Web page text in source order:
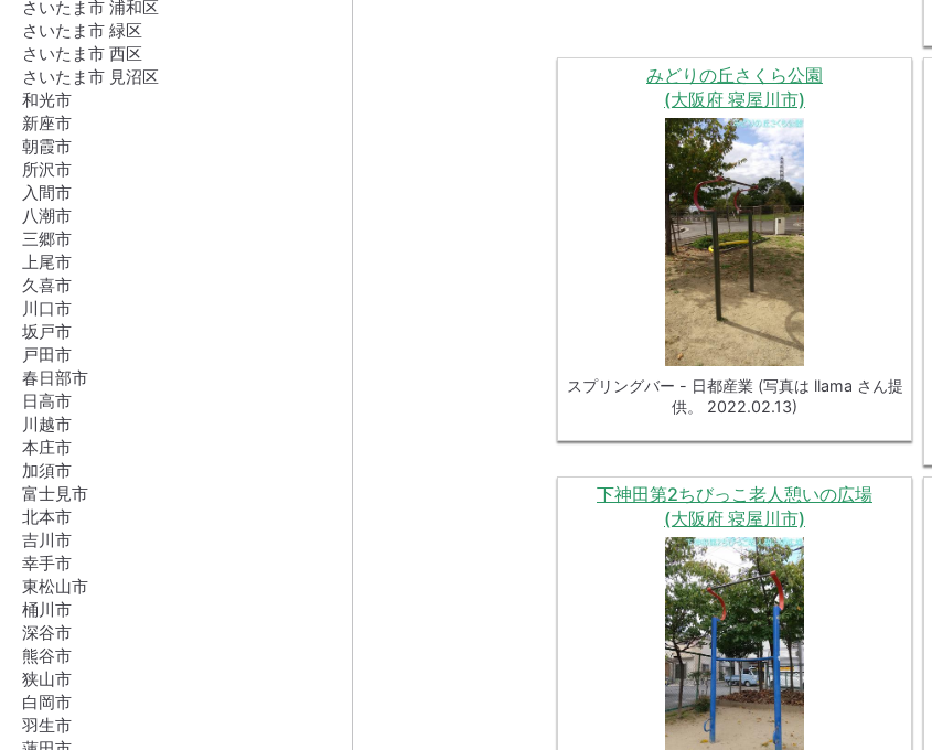
さいたま市 浦和区
さいたま市 緑区
さいたま市 西区
さいたま市 見沼区
和光市
新座市
朝霞市
所沢市
入間市
八潮市
三郷市
上尾市
久喜市
川口市
坂戸市
戸田市
春日部市
日高市
川越市
本庄市
加須市
富士見市
北本市
吉川市
幸手市
東松山市
桶川市
深谷市
熊谷市
狭山市
白岡市
羽生市
みどりの丘さくら公園
(大阪府 寝屋川市)
スプリングバー - 日都産業 (写真は llama さん提
供。 2022.02.13)
下神田第2ちびっこ老人憩いの広場
(大阪府 寝屋川市)